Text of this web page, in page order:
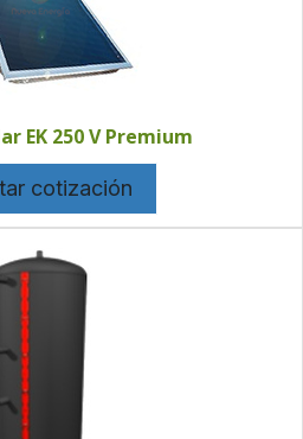
EK 250 V Premium
cotización